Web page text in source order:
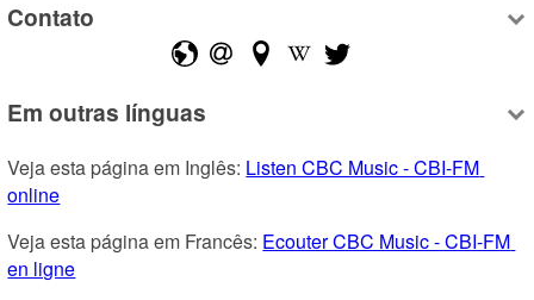
Contato
Em outras línguas
Veja esta página em Inglês: Listen CBC Music - CBI-FM
online
Veja esta página em Francês: Ecouter CBC Music - CBI-FM
en ligne